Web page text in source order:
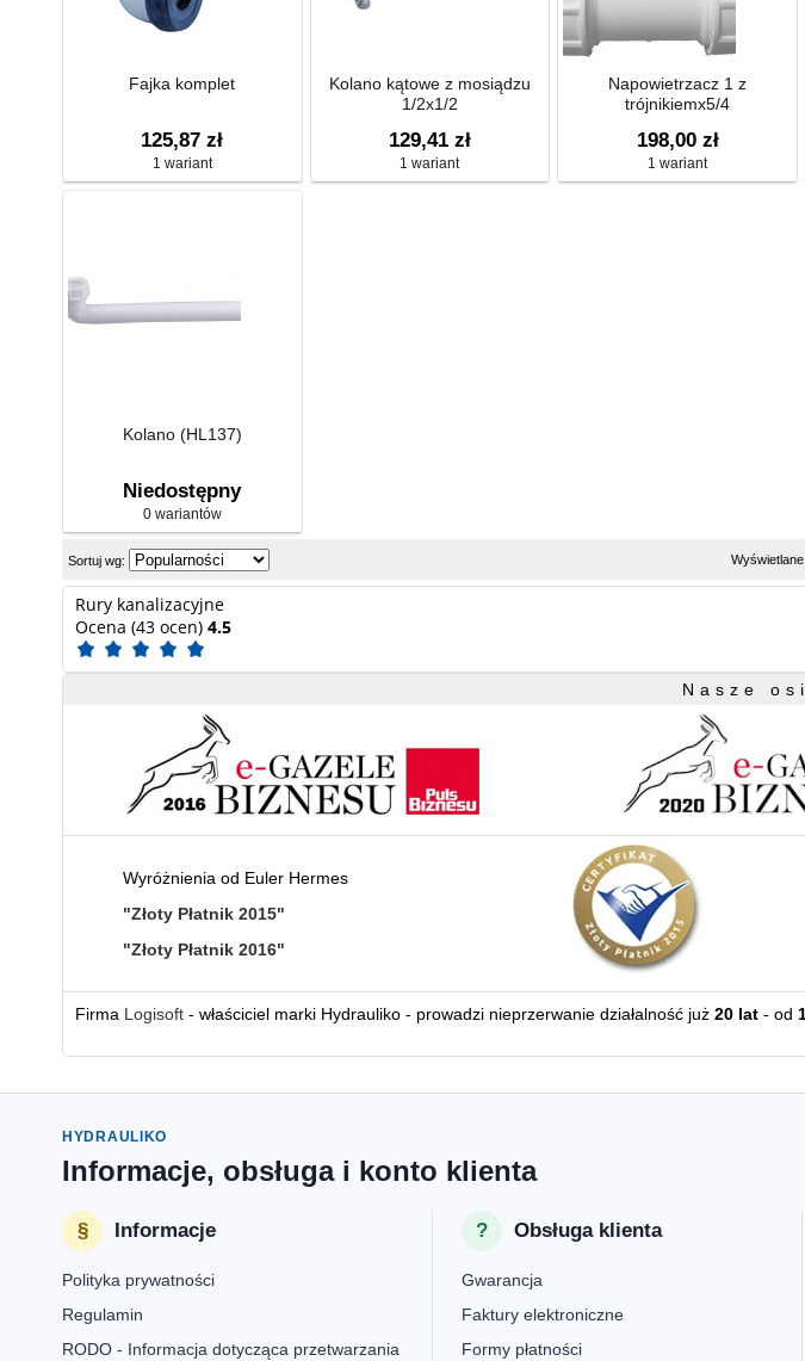
Fajka komplet
125,87 zł
1 wariant
Kolano kątowe z mosiądzu
1/2x1/2
129,41 zł
1 wariant
Napowietrzacz 1 z
trójnikiemx5/4
198,00 zł
1 wariant
Kolano (HL137)
Niedostępny
0 wariantów
Sortuj wg:
Rury kanalizacyjne
Ocena (43 ocen) 4.5
Nasze
Wyróżnienia od Euler Hermes
"Złoty Płatnik 2015"
"Złoty Płatnik 2016"
Firma Logisoft - właściciel marki Hydrauliko - prowadzi nieprzerwanie działalność już 20 lat - od
HYDRAULIKO
Informacje, obsługa i konto klienta
Informacje
Polityka prywatności
Regulamin
RODO - Informacja dotycząca przetwarzania
Obsługa klienta
Gwarancja
Faktury elektroniczne
Formy płatności